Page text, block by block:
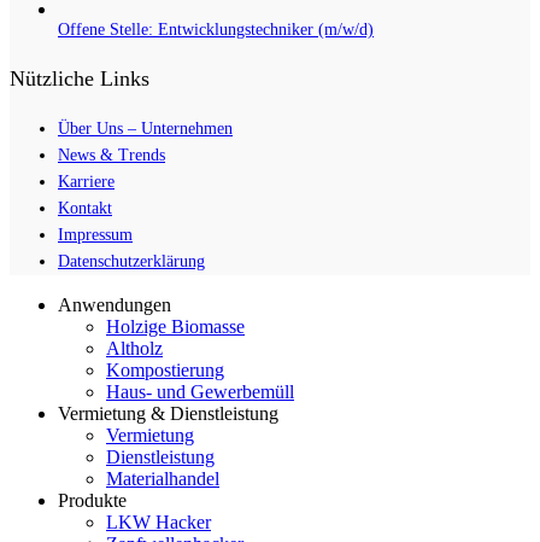
Offene Stelle: Entwicklungstechniker (m/w/d)
Nützliche Links
Über Uns – Unternehmen
News & Trends
Karriere
Kontakt
Impressum
Datenschutzerklärung
Anwendungen
Holzige Biomasse
Altholz
Kompostierung
Haus- und Gewerbemüll
Vermietung & Dienstleistung
Vermietung
Dienstleistung
Materialhandel
Produkte
LKW Hacker